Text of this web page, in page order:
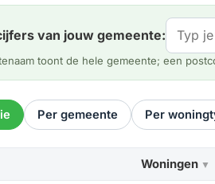
van jouw gemeente:
toont de hele gemeente; een
Per gemeente Per
Woningen ▼